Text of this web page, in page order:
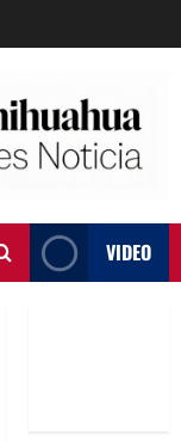
VIDEO